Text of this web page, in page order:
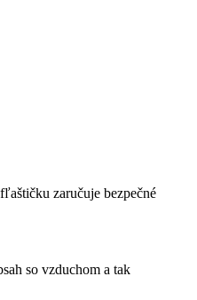
zaručuje bezpečné
so vzduchom a tak